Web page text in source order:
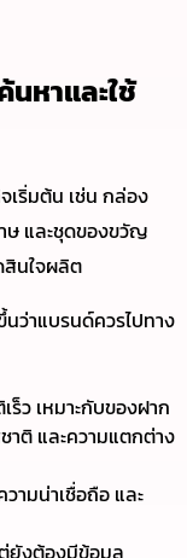
หาและใช้
เริ่มต้น เช่น กล่อง
ษ และชุดของขวัญ
สินใจผลิต
ว่าแบรนด์ควรไปทาง
ว เหมาะกับของฝาก
าติ และความแตกต่าง
ามน่าเชื่อถือ และ
ยังต้องมีข้อมูล